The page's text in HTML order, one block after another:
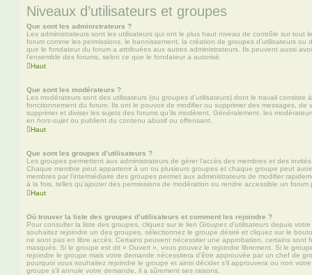
Niveaux d’utilisateurs et groupes
Que sont les administrateurs ?
Les administrateurs sont les utilisateurs qui ont le plus haut niveau de contrôle sur tout
forum comme les permissions, le bannissement, la création de groupes d’utilisateurs ou
que le fondateur du forum a attribuées aux autres administrateurs. Ils peuvent aussi
l’ensemble des forums, selon ce que le fondateur a autorisé.
Haut
Que sont les modérateurs ?
Les modérateurs sont des utilisateurs (ou groupes d’utilisateurs) dont le travail consiste
fonctionnement du forum. Ils ont le pouvoir de modifier ou supprimer des messages, de
supprimer et diviser les sujets des forums qu’ils modèrent. Généralement, les
en hors-sujet ou publient du contenu abusif ou offensant.
Haut
Que sont les groupes d’utilisateurs ?
Les groupes permettent aux administrateurs de gérer l’accès des membres et des
Chaque membre peut appartenir à un ou plusieurs groupes et chaque groupe peut
membres par l’intermédiaire des groupes permet aux administrateurs de modifier
à la fois, telles qu’ajouter des permissions de modération ou rendre accessible un forum
Haut
Où trouver la liste des groupes d’utilisateurs et comment les rejoindre ?
Pour consulter la liste des groupes, cliquez sur le lien Groupes d’utilisateurs depuis votre
souhaitez rejoindre un des groupes, sélectionnez le groupe désiré et cliquez sur le
ne sont pas en libre accès. Certains peuvent nécessiter une approbation, certains sont
masqués. Si le groupe est dit « Ouvert », vous pouvez le rejoindre librement. Si le
rejoindre le groupe mais votre demande nécessitera d’être approuvée par un chef de
pourquoi vous souhaitez rejoindre le groupe et ainsi décider s’il approuvera ou non
groupe s’il annule votre demande, il a sûrement ses raisons.